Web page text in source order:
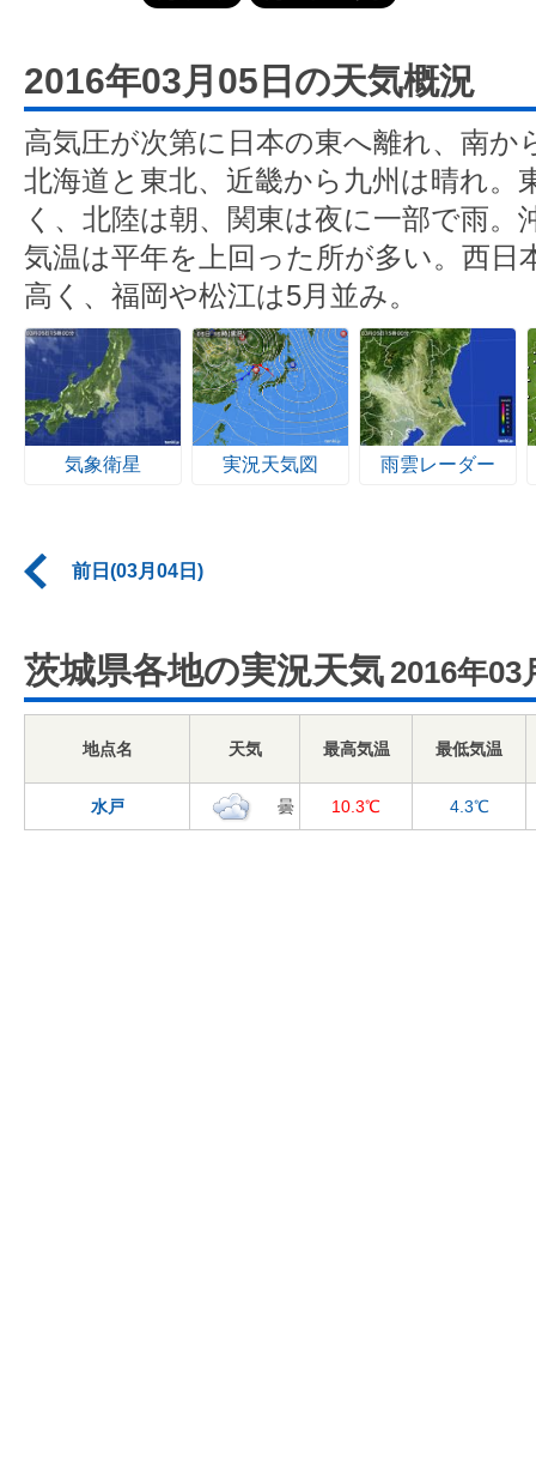
2016年03月05日の天気概況
高気圧が次第に日本の東へ離れ、南か
北海道と東北、近畿から九州は晴れ。
く、北陸は朝、関東は夜に一部で雨。
気温は平年を上回った所が多い。西日
高く、福岡や松江は5月並み。
気象衛星 実況天気図 雨雲レーダー
前日(03月04日)
茨城県各地の実況天気 2016年03
地点名 天気 最高気温 最低気温
水戸 曇 10.3℃ 4.3℃